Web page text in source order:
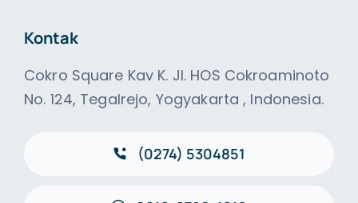
Kontak
Cokro Square Kav K. Jl. HOS Cokroaminoto
No. 124, Tegalrejo, Yogyakarta , Indonesia.
(0274) 5304851